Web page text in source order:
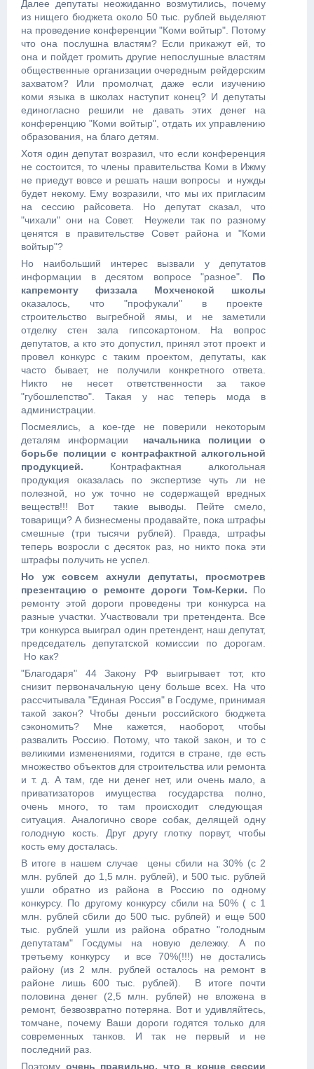
Далее депутаты неожиданно возмутились, почему
из нищего бюджета около 50 тыс. рублей выделяют
на проведение конференции "Коми войтыр". Потому
что она послушна властям? Если прикажут ей, то
она и пойдет громить другие непослушные властям
общественные организации очередным рейдерским
захватом? Или промолчат, даже если изучению
коми языка в школах наступит конец? И депутаты
единогласно решили не давать этих денег на
конференцию "Коми войтыр", отдать их управлению
образования, на благо детям.
Хотя один депутат возразил, что если конференция
не состоится, то члены правительства Коми в Ижму
не приедут вовсе и решать наши вопросы и нужды
будет некому. Ему возразили, что мы их пригласим
на сессию райсовета. Но депутат сказал, что
"чихали" они на Совет. Неужели так по разному
ценятся в правительстве Совет района и "Коми
войтыр"?
Но наибольший интерес вызвали у депутатов
информации в десятом вопросе "разное". По
капремонту физзала Мохченской школы
оказалось, что "профукали" в проекте
строительство выгребной ямы, и не заметили
отделку стен зала гипсокартоном. На вопрос
депутатов, а кто это допустил, принял этот проект и
провел конкурс с таким проектом, депутаты, как
часто бывает, не получили конкретного ответа.
Никто не несет ответственности за такое
"губошлепство". Такая у нас теперь мода в
администрации.
Посмеялись, а кое-где не поверили некоторым
деталям информации начальника полиции о
борьбе полиции с контрафактной алкогольной
продукцией. Контрафактная алкогольная
продукция оказалась по экспертизе чуть ли не
полезной, но уж точно не содержащей вредных
веществ!!! Вот такие выводы. Пейте смело,
товарищи? А бизнесмены продавайте, пока штрафы
смешные (три тысячи рублей). Правда, штрафы
теперь возросли с десяток раз, но никто пока эти
штрафы получить не успел.
Но уж совсем ахнули депутаты, просмотрев
презентацию о ремонте дороги Том-Керки. По
ремонту этой дороги проведены три конкурса на
разные участки. Участвовали три претендента. Все
три конкурса выиграл один претендент, наш депутат,
председатель депутатской комиссии по дорогам.
Но как?
"Благодаря" 44 Закону РФ выигрывает тот, кто
снизит первоначальную цену больше всех. На что
рассчитывала "Единая Россия" в Госдуме, принимая
такой закон? Чтобы деньги российского бюджета
сэкономить? Мне кажется, наоборот, чтобы
развалить Россию. Потому, что такой закон, и то с
великими изменениями, годится в стране, где есть
множество объектов для строительства или ремонта
и т. д. А там, где ни денег нет, или очень мало, а
приватизаторов имущества государства полно,
очень много, то там происходит следующая
ситуация. Аналогично своре собак, делящей одну
голодную кость. Друг другу глотку порвут, чтобы
кость ему досталась.
В итоге в нашем случае цены сбили на 30% (с 2
млн. рублей до 1,5 млн. рублей), и 500 тыс. рублей
ушли обратно из района в Россию по одному
конкурсу. По другому конкурсу сбили на 50% ( с 1
млн. рублей сбили до 500 тыс. рублей) и еще 500
тыс. рублей ушли из района обратно "голодным
депутатам" Госдумы на новую дележку. А по
третьему конкурсу и все 70%(!!!) не достались
району (из 2 млн. рублей осталось на ремонт в
районе лишь 600 тыс. рублей). В итоге почти
половина денег (2,5 млн. рублей) не вложена в
ремонт, безвозвратно потеряна. Вот и удивляйтесь,
томчане, почему Ваши дороги годятся только для
современных танков. И так не первый и не
последний раз.
Поэтому очень правильно, что в конце сессии